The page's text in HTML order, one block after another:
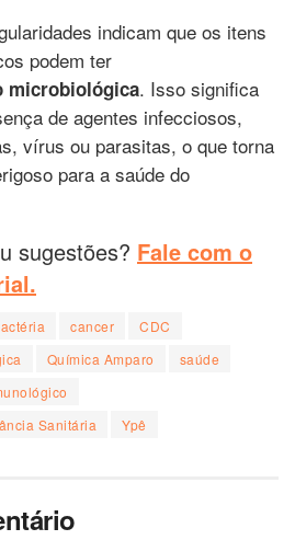
indicam que os itens
podem ter
microbiológica. Isso significa
de agentes infecciosos,
vírus ou parasitas, o que torna
para a saúde do
sugestões? Fale com o
cancer
CDC
Química Amparo
saúde
Sanitária
Ypê